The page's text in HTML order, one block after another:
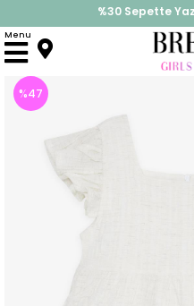
%30 Sepette
İndirimlere ek %10
Menu
Anasayfa Elbise
%47